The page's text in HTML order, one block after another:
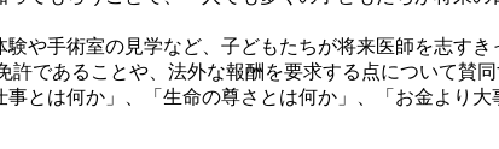
や手術室の見学など、子どもたちが将来医師を志すき
であることや、法外な報酬を要求する点について賛
とは何か」、「生命の尊さとは何か」、「お金より